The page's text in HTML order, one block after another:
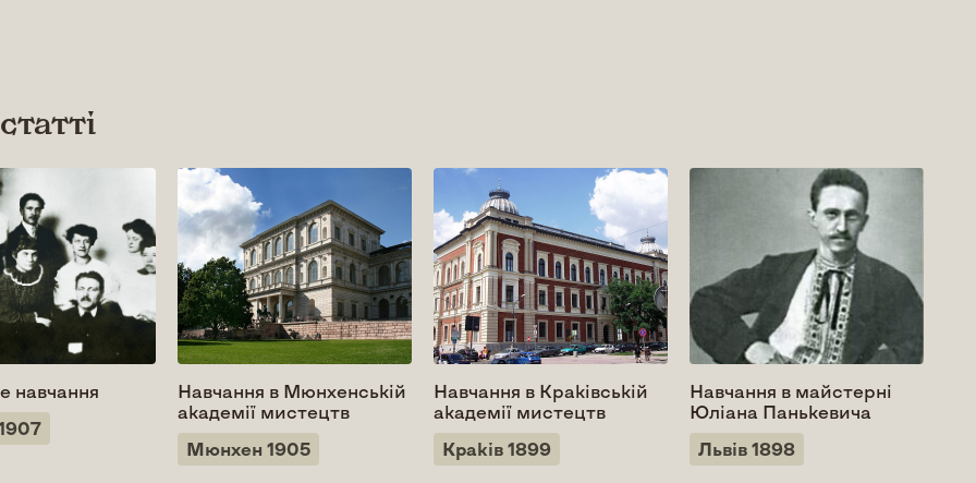
навчання
Навчання в Мюнхенській
академії мистецтв
Мюнхен 1905
Навчання в Краківській
академії мистецтв
Краків 1899
Навчання в майстерні
Юліана Панькевича
Львів 1898